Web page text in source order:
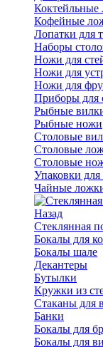
Коктейльные
Кофейные
Лопатки для
Наборы
Ножи для
Ножи для
Ножи для
Приборы для
Рыбные
Рыбные ножи
Столовые
Столовые
Столовые
Упаковки
Чайные
Назад
Стеклянная
Бокалы для
Бокалы шале
Декантеры
Бутылки
Кружки из
Стаканы для
Банки
Бокалы для
Бокалы для